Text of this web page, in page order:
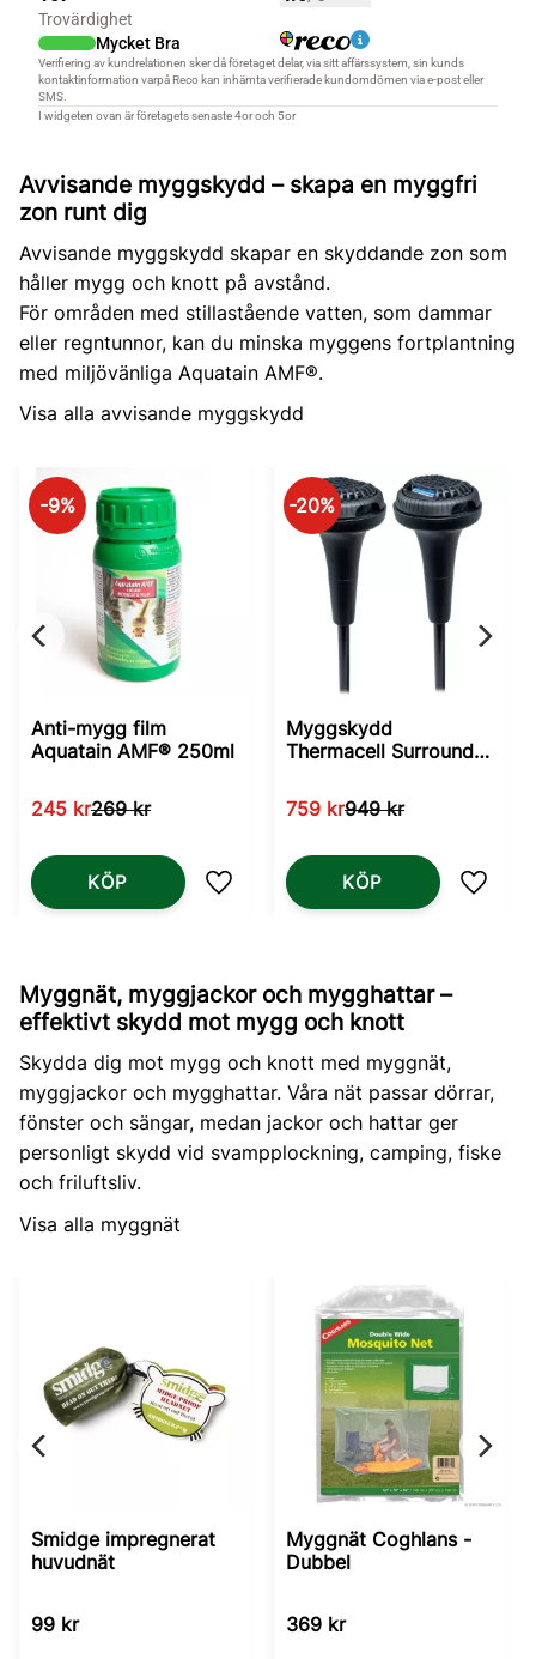
Avvisande myggskydd – skapa en myggfri
zon runt dig
Avvisande myggskydd skapar en skyddande zon som
håller mygg och knott på avstånd.
För områden med stillastående vatten, som dammar
eller regntunnor, kan du minska myggens fortplantning
med miljövänliga Aquatain AMF®.
Visa alla avvisande myggskydd
Anti-mygg film
Aquatain AMF® 250ml
245kr269kr
9%
Lägg till i favoriter
KÖP
Myggskydd
Thermacell Surround
759kr949kr
20%
Lägg
KÖP
Myggnät, myggjackor och mygghattar –
effektivt skydd mot mygg och knott
Skydda dig mot mygg och knott med myggnät,
myggjackor och mygghattar. Våra nät passar dörrar,
fönster och sängar, medan jackor och hattar ger
personligt skydd vid svampplockning, camping, fiske
och friluftsliv.
Visa alla myggnät
Smidge impregnerat
huvudnät
99kr
Myggnät Coghlans -
Dubbel
369kr